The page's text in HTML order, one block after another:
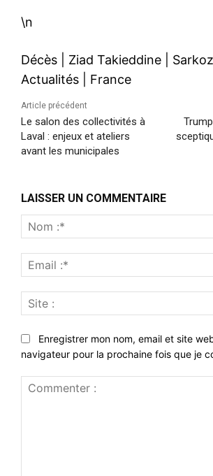
\n
Décès Ziad Takieddine
Actualités
France
Article précédent
Le salon des collectivités à
Laval : enjeux et ateliers
avant les municipales
LAISSER UN COMMENTAIRE
Enregistrer mon nom, email et site
navigateur pour la prochaine fois que je